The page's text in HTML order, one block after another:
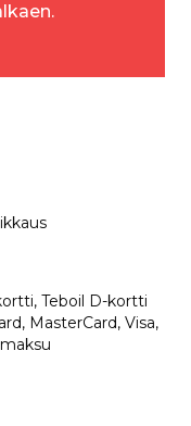
Teboil D-kortti
MasterCard, Visa,